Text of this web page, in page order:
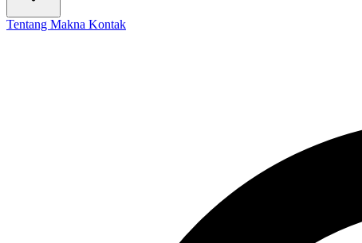
Tentang Makna Kontak